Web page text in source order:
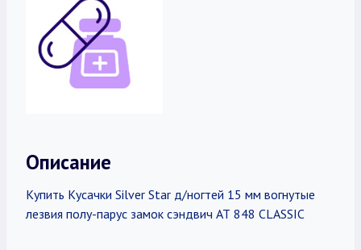
Описание
Купить Кусачки Silver Star д/ногтей 15 мм вогнутые
лезвия полу-парус замок сэндвич АТ 848 CLASSIC